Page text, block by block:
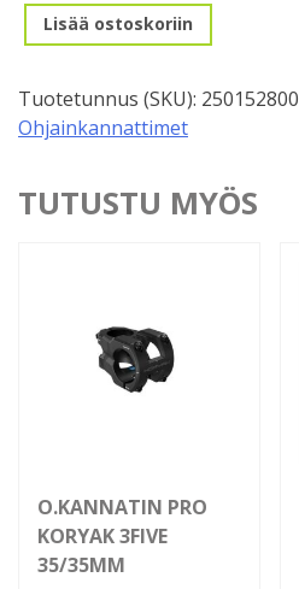
O.kannatin
kierre
Säädettävä
määrä
Lisää ostoskoriin
Tuotetunnus (SKU):
Ohjainkannattimet
TUTUSTU MYÖS
O.KANNATIN PRO
KORYAK 3FIVE
35/35MM